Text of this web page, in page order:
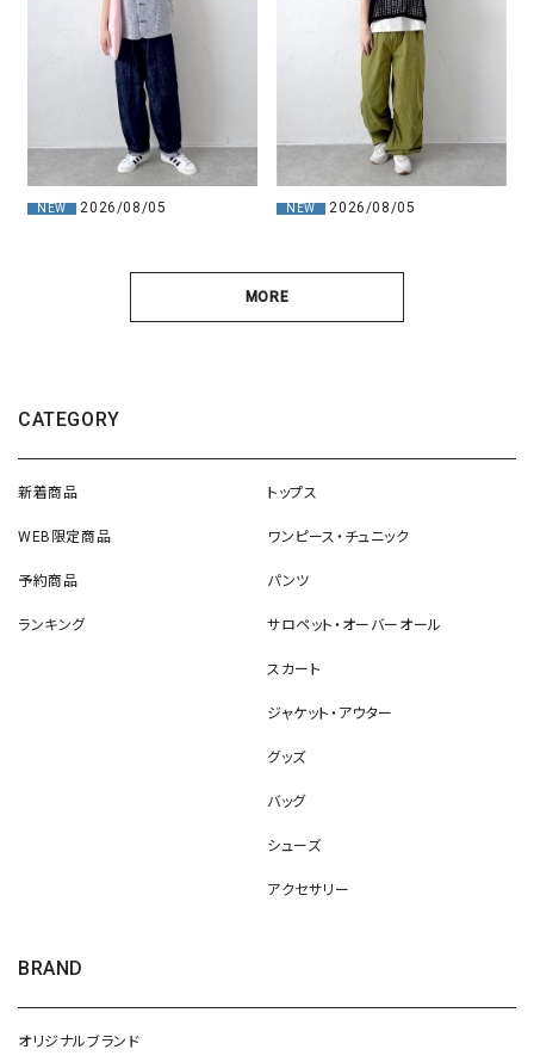
NEW 2026/08/05 NEW 2026/08/05
MORE
CATEGORY
新着商品
WEB限定商品
予約商品
ランキング
トップス
ワンピース・チュニック
パンツ
サロペット・オーバーオール
スカート
ジャケット・アウター
グッズ
バッグ
シューズ
アクセサリー
BRAND
オリジナルブランド